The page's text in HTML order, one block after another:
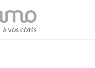
cookies